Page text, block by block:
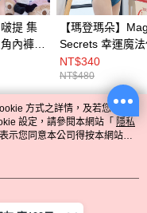
啵提 集
內褲
丁香芋/
【瑪登瑪朵】
Secrets 幸運魔
三角內褲 M-XL(
綠/純真粉/清透膚)
NT$340
NT$480
方式之詳情，及若您不希
設定，請參閱本網站「 隱私
示您同意本公司得按本網站使